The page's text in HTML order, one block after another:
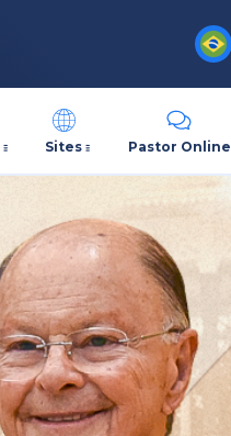
Sites Pastor Online